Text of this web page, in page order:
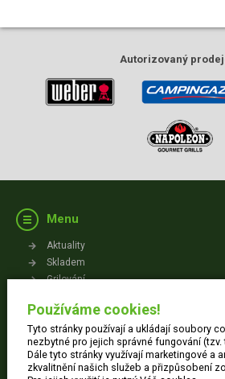
Autorizovaný
Menu
Aktuality
Skladem
Grilování
Kontakt
Vše o nákupu
Jak nakupovat
Používáme cookies!
Tyto stránky používají a ukládají soubory
nezbytné pro jejich správné fungování (tzv.
Dále tyto stránky využívají marketingové a
zkvalitnění našich služeb a přizpůsobení